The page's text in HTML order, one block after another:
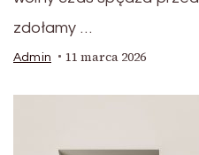
zdołamy …
Admin 11 marca 2026